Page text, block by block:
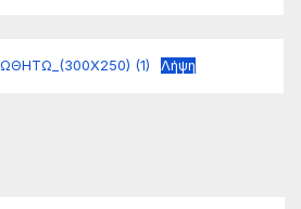
(1) Λήψη